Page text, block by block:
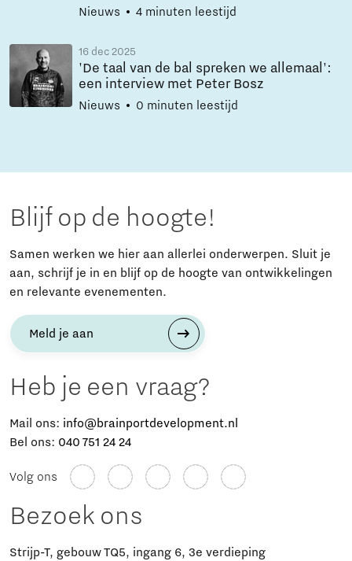
Nieuws 4 minuten leestijd
16 dec 2025
'De taal van de bal spreken we allemaal':
een interview met Peter Bosz
Nieuws 0 minuten leestijd
Blijf op de hoogte!
Samen werken we hier aan allerlei onderwerpen. Sluit je
aan, schrijf je in en blijf op de hoogte van ontwikkelingen
en relevante evenementen.
Meld je aan
Heb je een vraag?
Mail ons: info@brainportdevelopment.nl
Bel ons: 040 751 24 24
Volg ons
Bezoek ons
Strijp-T, gebouw TQ5, ingang 6, 3e verdieping